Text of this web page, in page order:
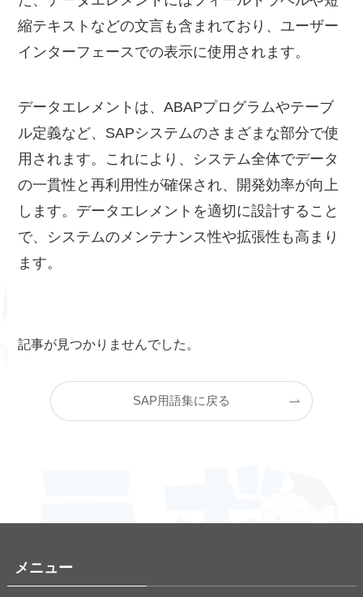
縮テキストなどの文言も含まれており、ユーザー
インターフェースでの表示に使用されます。
データエレメントは、ABAPプログラムやテーブ
ル定義など、SAPシステムのさまざまな部分で使
用されます。これにより、システム全体でデータ
の一貫性と再利用性が確保され、開発効率が向上
します。データエレメントを適切に設計すること
で、システムのメンテナンス性や拡張性も高まり
ます。
記事が見つかりませんでした。
SAP用語集に戻る
メニュー